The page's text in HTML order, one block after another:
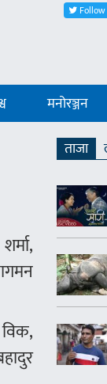
Follow
मनोरञ्जन
ताजा